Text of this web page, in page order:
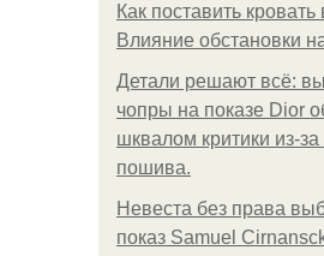
Как поставить кровать
Влияние обстановки
Детали решают всё:
чопры на показе Dior
шквалом критики из-
пошива.
Невеста без права
показ Samuel